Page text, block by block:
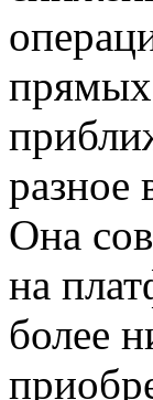
прямых
разное
Она
на
более